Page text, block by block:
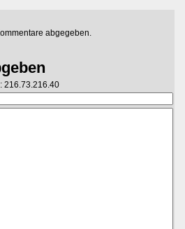
abgegeben.
216.73.216.40